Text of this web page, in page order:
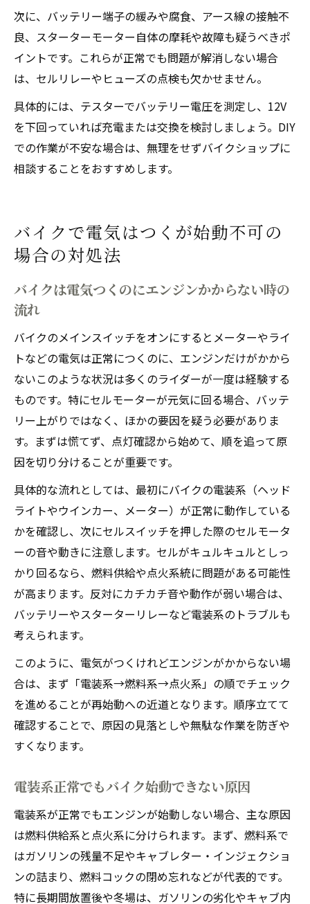
次に、バッテリー端子の緩みや腐食、アース線の接触不
良、スターターモーター自体の摩耗や故障も疑うべきポ
イントです。これらが正常でも問題が解消しない場合
は、セルリレーやヒューズの点検も欠かせません。
具体的には、テスターでバッテリー電圧を測定し、12V
を下回っていれば充電または交換を検討しましょう。DIY
での作業が不安な場合は、無理をせずバイクショップに
相談することをおすすめします。
バイクで電気はつくが始動不可の
場合の対処法
バイクは電気つくのにエンジンかからない時の
流れ
バイクのメインスイッチをオンにするとメーターやライ
トなどの電気は正常につくのに、エンジンだけがかから
ない――このような状況は多くのライダーが一度は経験する
ものです。特にセルモーターが元気に回る場合、バッテ
リー上がりではなく、ほかの要因を疑う必要がありま
す。まずは慌てず、点灯確認から始めて、順を追って原
因を切り分けることが重要です。
具体的な流れとしては、最初にバイクの電装系（ヘッド
ライトやウインカー、メーター）が正常に動作している
かを確認し、次にセルスイッチを押した際のセルモータ
ーの音や動きに注意します。セルがキュルキュルとしっ
かり回るなら、燃料供給や点火系統に問題がある可能性
が高まります。反対にカチカチ音や動作が弱い場合は、
バッテリーやスターターリレーなど電装系のトラブルも
考えられます。
このように、電気がつくけれどエンジンがかからない場
合は、まず「電装系→燃料系→点火系」の順でチェック
を進めることが再始動への近道となります。順序立てて
確認することで、原因の見落としや無駄な作業を防ぎや
すくなります。
電装系正常でもバイク始動できない原因
電装系が正常でもエンジンが始動しない場合、主な原因
は燃料供給系と点火系に分けられます。まず、燃料系で
はガソリンの残量不足やキャブレター・インジェクショ
ンの詰まり、燃料コックの閉め忘れなどが代表的です。
特に長期間放置後や冬場は、ガソリンの劣化やキャブ内